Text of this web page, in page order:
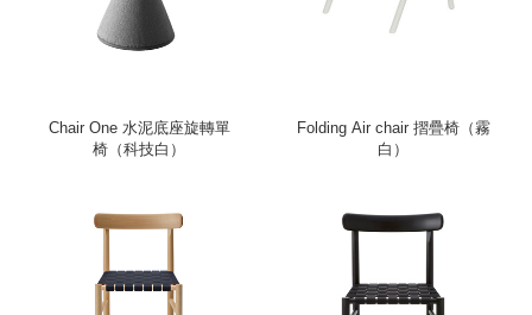
Chair One 水泥底座旋轉單
椅（科技白）
Folding Air chair 摺疊椅（霧
白）